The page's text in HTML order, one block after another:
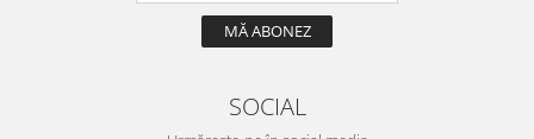
SOCIAL